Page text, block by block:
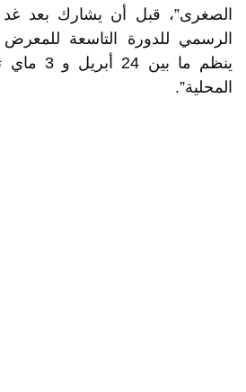
الصغرى”، قبل أن يشارك بعد غد
الرسمي للدورة التاسعة للمعرض
ينظم ما
المحلية”.